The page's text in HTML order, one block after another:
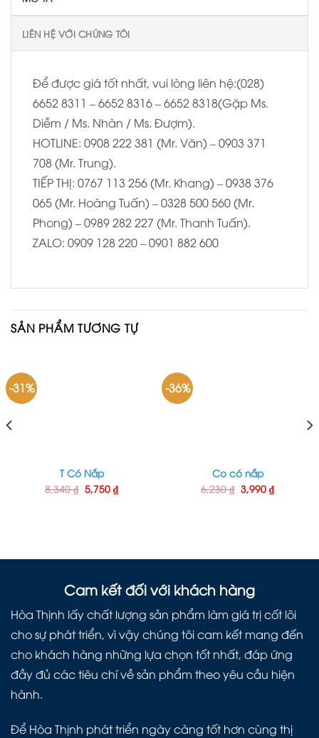
LIÊN HỆ VỚI CHÚNG TÔI
Để được giá tốt nhất, vui lòng liên hệ:(028)
6652 8311 – 6652 8316 – 6652 8318(Gặp Ms.
Diễm / Ms. Nhàn / Ms. Đượm).
HOTLINE: 0908 222 381 (Mr. Văn) – 0903 371
708 (Mr. Trung).
TIẾP THỊ: 0767 113 256 (Mr. Khang) – 0938 376
065 (Mr. Hoàng Tuấn) – 0328 500 560 (Mr.
Phong) – 0989 282 227 (Mr. Thanh Tuấn).
ZALO: 0909 128 220 – 0901 882 600
SẢN PHẨM TƯƠNG TỰ
-31%
T Có Nắp
8,340₫ 5,750 ₫
-36%
Co có nắp
6,230₫ 3,990 ₫
Cam kết đối với khách hàng
Hòa Thịnh lấy chất lượng sản phẩm làm giá trị cốt lõi
cho sự phát triển, vì vậy chúng tôi cam kết mang đến
cho khách hàng những lựa chọn tốt nhất, đáp ứng
đầy đủ các tiêu chí về sản phẩm theo yêu cầu hiện
hành.
Để Hòa Thịnh phát triển ngày càng tốt hơn cùng thị